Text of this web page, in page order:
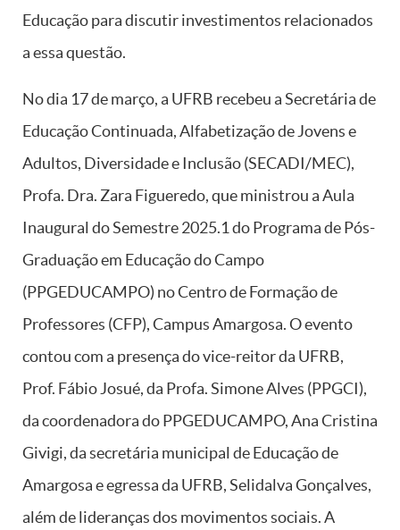
Educação para discutir investimentos relacionados
a essa questão.
No dia 17 de março, a UFRB recebeu a Secretária de
Educação Continuada, Alfabetização de Jovens e
Adultos, Diversidade e Inclusão (SECADI/MEC),
Profa. Dra. Zara Figueredo, que ministrou a Aula
Inaugural do Semestre 2025.1 do Programa de Pós-
Graduação em Educação do Campo
(PPGEDUCAMPO) no Centro de Formação de
Professores (CFP), Campus Amargosa. O evento
contou com a presença do vice-reitor da UFRB,
Prof. Fábio Josué, da Profa. Simone Alves (PPGCI),
da coordenadora do PPGEDUCAMPO, Ana Cristina
Givigi, da secretária municipal de Educação de
Amargosa e egressa da UFRB, Selidalva Gonçalves,
além de lideranças dos movimentos sociais. A